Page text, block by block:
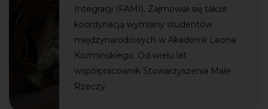
Integracji (FAMI). Zajmował się także
koordynacją wymiany studentów
międzynarodowych w Akademii Leona
Koźmińskiego. Od wielu lat
współpracownik Stowarzyszenia Małe
Rzeczy.